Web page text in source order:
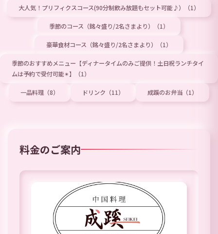
大人気！プリフィクスコース(90分制飲み放題もセット可能♪）（1）
季節のコース（銘々盛り/2名さまより）（1）
豪華食材コース（銘々盛り/2名さまより）（1）
季節のおすすめメニュー【ディナータイムのみご提供！土日祝ランチタイ
ムは予約で受付可能✴︎】（1）
一品料理（8） ドリンク（11） 成蹊のお弁当（1）
料金のご案内